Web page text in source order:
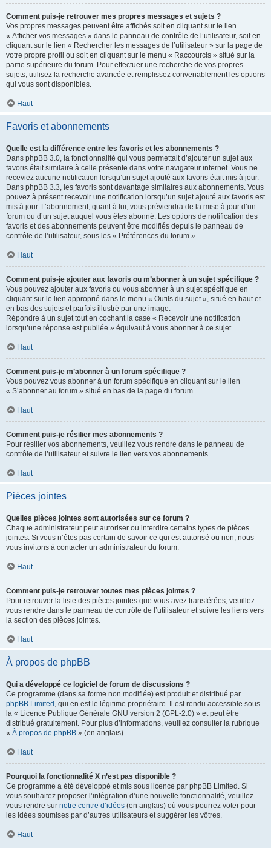
Comment puis-je retrouver mes propres messages et sujets ?
Vos propres messages peuvent être affichés soit en cliquant sur le lien
« Afficher vos messages » dans le panneau de contrôle de l’utilisateur, soit en
cliquant sur le lien « Rechercher les messages de l’utilisateur » sur la page de
votre propre profil ou soit en cliquant sur le menu « Raccourcis » situé sur la
partie supérieure du forum. Pour effectuer une recherche de vos propres
sujets, utilisez la recherche avancée et remplissez convenablement les options
qui vous sont disponibles.
Haut
Favoris et abonnements
Quelle est la différence entre les favoris et les abonnements ?
Dans phpBB 3.0, la fonctionnalité qui vous permettait d’ajouter un sujet aux
favoris était similaire à celle présente dans votre navigateur internet. Vous ne
receviez aucune notification lorsqu’un sujet ajouté aux favoris était mis à jour.
Dans phpBB 3.3, les favoris sont davantage similaires aux abonnements. Vous
pouvez à présent recevoir une notification lorsqu’un sujet ajouté aux favoris est
mis à jour. L’abonnement, quant à lui, vous préviendra de la mise à jour d’un
forum ou d’un sujet auquel vous êtes abonné. Les options de notification des
favoris et des abonnements peuvent être modifiés depuis le panneau de
contrôle de l’utilisateur, sous les « Préférences du forum ».
Haut
Comment puis-je ajouter aux favoris ou m’abonner à un sujet spécifique ?
Vous pouvez ajouter aux favoris ou vous abonner à un sujet spécifique en
cliquant sur le lien approprié dans le menu « Outils du sujet », situé en haut et
en bas des sujets et parfois illustré par une image.
Répondre à un sujet tout en cochant la case « Recevoir une notification
lorsqu’une réponse est publiée » équivaut à vous abonner à ce sujet.
Haut
Comment puis-je m’abonner à un forum spécifique ?
Vous pouvez vous abonner à un forum spécifique en cliquant sur le lien
« S’abonner au forum » situé en bas de la page du forum.
Haut
Comment puis-je résilier mes abonnements ?
Pour résilier vos abonnements, veuillez vous rendre dans le panneau de
contrôle de l’utilisateur et suivre le lien vers vos abonnements.
Haut
Pièces jointes
Quelles pièces jointes sont autorisées sur ce forum ?
Chaque administrateur peut autoriser ou interdire certains types de pièces
jointes. Si vous n’êtes pas certain de savoir ce qui est autorisé ou non, nous
vous invitons à contacter un administrateur du forum.
Haut
Comment puis-je retrouver toutes mes pièces jointes ?
Pour retrouver la liste des pièces jointes que vous avez transférées, veuillez
vous rendre dans le panneau de contrôle de l’utilisateur et suivre les liens vers
la section des pièces jointes.
Haut
À propos de phpBB
Qui a développé ce logiciel de forum de discussions ?
Ce programme (dans sa forme non modifiée) est produit et distribué par
phpBB Limited , qui en est le légitime propriétaire. Il est rendu accessible sous
la « Licence Publique Générale GNU version 2 (GPL-2.0) » et peut être
distribué gratuitement. Pour plus d’informations, veuillez consulter la rubrique
« À propos de phpBB » (en anglais).
Haut
Pourquoi la fonctionnalité X n’est pas disponible ?
Ce programme a été développé et mis sous licence par phpBB Limited. Si
vous souhaitez proposer l’intégration d’une nouvelle fonctionnalité, veuillez
vous rendre sur notre centre d’idées (en anglais) où vous pourrez voter pour
les idées soumises par d’autres utilisateurs et suggérer les vôtres.
Haut